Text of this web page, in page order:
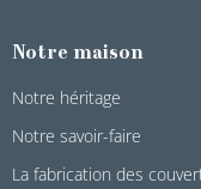
Notre maison
Notre héritage
Notre savoir-faire
La fabrication des